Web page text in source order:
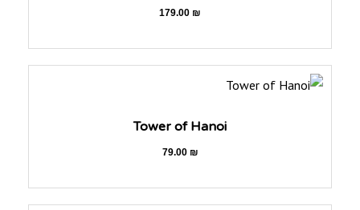
179.00₪
Tower of Hanoi
79.00₪